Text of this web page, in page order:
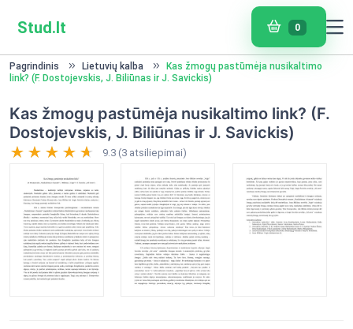
Stud.lt 0
Pagrindinis Lietuvių kalba
Kas žmogų pastūmėja nusikaltimo
link? (F. Dostojevskis, J. Biliūnas ir J. Savickis)
Kas žmogų pastūmėja nusikaltimo link? (F.
Dostojevskis, J. Biliūnas ir J. Savickis)
9.3 (3 atsiliepimai)